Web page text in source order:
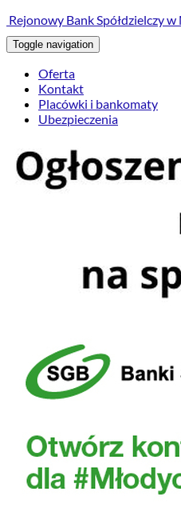
Rejonowy Bank Spółdzielczy
Toggle navigation
Oferta
Kontakt
Placówki i bankomaty
Ubezpieczenia